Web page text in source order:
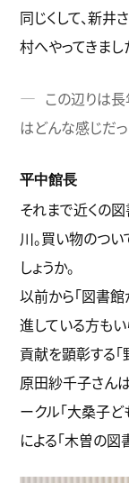
同じくして、新
村へやってきまし
この辺りは
はどんな感じだ
平中館長
それまで近くの
川。買い物のつい
しょうか。
以前から「図書
進している方も
貢献を顕彰する
原田紗千子さん
ークル「大桑子
による「木曽の図